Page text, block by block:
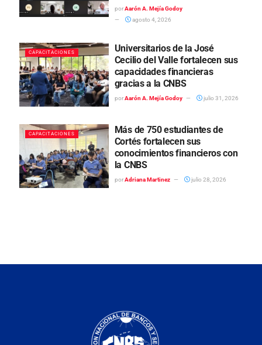
por Aarón A. Mejía Godoy
agosto 4, 2026
CAPACITACIONES
Universitarios de la José
Cecilio del Valle fortalecen sus
capacidades financieras
gracias a la CNBS
por Aarón A. Mejía Godoy julio 31, 2026
CAPACITACIONES
Más de 750 estudiantes de
Cortés fortalecen sus
conocimientos financieros con
la CNBS
por Adriana Martinez julio 28, 2026